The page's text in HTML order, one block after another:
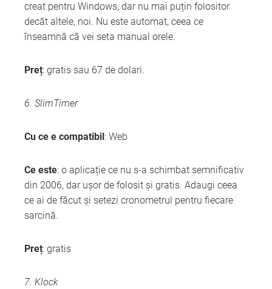
creat pentru Windows, dar nu mai puțin folositor
decât altele, noi. Nu este automat, ceea ce
înseamnă că vei seta manual orele.
Preț: gratis sau 67 de dolari.
6. SlimTimer
Cu ce e compatibil: Web
Ce este: o aplicație ce nu s-a schimbat semnificativ
din 2006, dar ușor de folosit și gratis. Adaugi ceea
ce ai de făcut și setezi cronometrul pentru fiecare
sarcină.
Preț: gratis
7. Klock